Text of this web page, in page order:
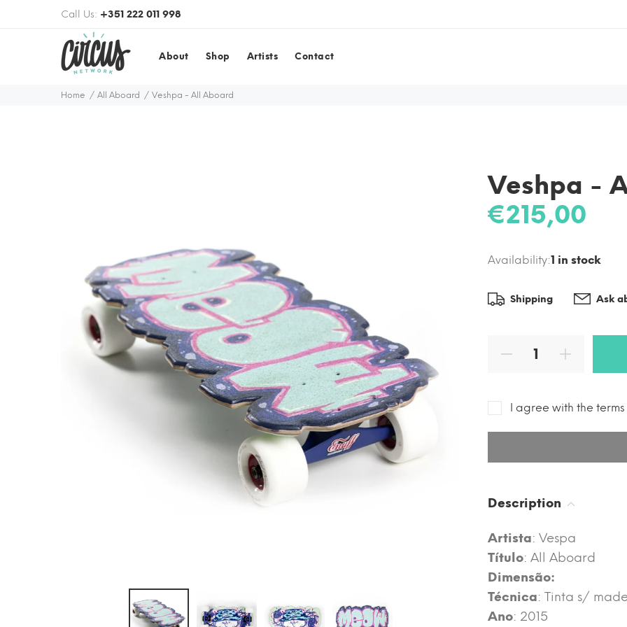
Call Us: +351 222 011 998
About Shop Artists Contact
Home All Aboard Veshpa - All Aboard
Veshpa -
€215,00
Availability:1 in stock
Shipping Ask
I agree with the
Description
Artista: Vespa
Título: All Aboard
Dimensão:
Técnica: Tinta s/
Ano: 2015